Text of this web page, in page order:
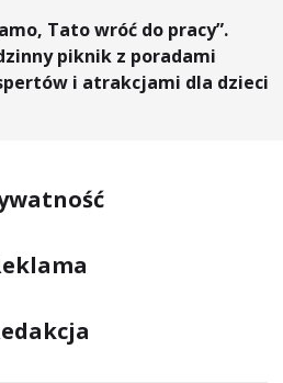
Tato wróć do pracy”.
piknik z poradami
i atrakcjami dla dzieci